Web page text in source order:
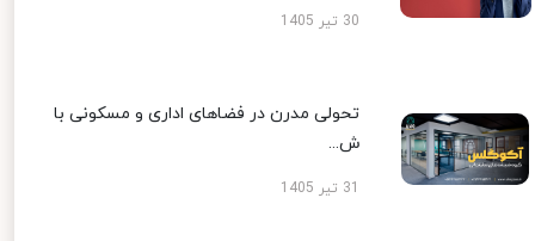
30 تیر 1405
تحولی مدرن در فضاهای اداری و مسکونی با
ش...